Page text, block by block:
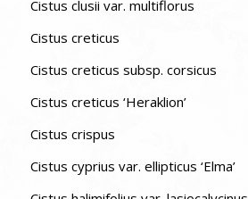
Cistus clusii var. multiflorus
Cistus creticus
Cistus creticus subsp. corsicus
Cistus creticus ‘Heraklion’
Cistus crispus
Cistus cyprius var. ellipticus ‘Elma’